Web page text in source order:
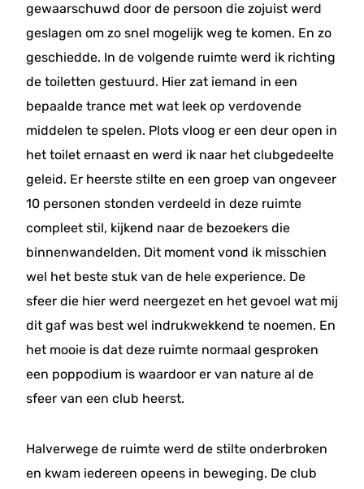
gewaarschuwd door de persoon die zojuist werd
geslagen om zo snel mogelijk weg te komen. En zo
geschiedde. In de volgende ruimte werd ik richting
de toiletten gestuurd. Hier zat iemand in een
bepaalde trance met wat leek op verdovende
middelen te spelen. Plots vloog er een deur open in
het toilet ernaast en werd ik naar het clubgedeelte
geleid. Er heerste stilte en een groep van ongeveer
10 personen stonden verdeeld in deze ruimte
compleet stil, kijkend naar de bezoekers die
binnenwandelden. Dit moment vond ik misschien
wel het beste stuk van de hele experience. De
sfeer die hier werd neergezet en het gevoel wat mij
dit gaf was best wel indrukwekkend te noemen. En
het mooie is dat deze ruimte normaal gesproken
een poppodium is waardoor er van nature al de
sfeer van een club heerst.
Halverwege de ruimte werd de stilte onderbroken
en kwam iedereen opeens in beweging. De club